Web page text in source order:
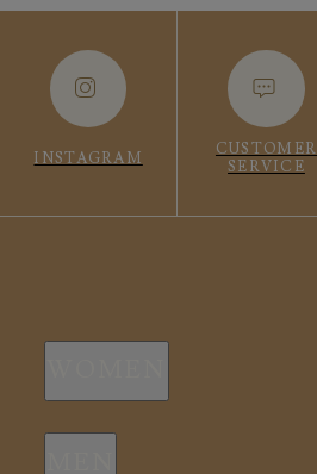
INSTAGRAM
CUSTOMER
SERVICE
新商品